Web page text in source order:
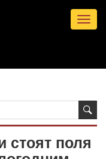
стоят поля